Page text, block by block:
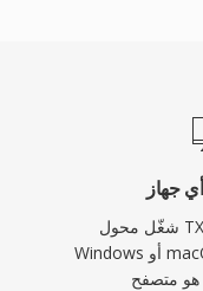
حلّت محله إلى حد
جهاز
شغّل محول TXW إلى WMA على
Windows أو macOS أو Linux أو الهاتف.